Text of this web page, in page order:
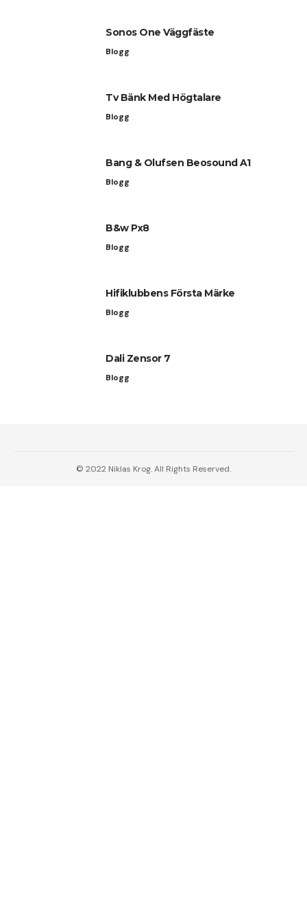
Sonos One Väggfäste
Blogg
Tv Bänk Med Högtalare
Blogg
Bang & Olufsen Beosound A1
Blogg
B&w Px8
Blogg
Hifiklubbens Första Märke
Blogg
Dali Zensor 7
Blogg
© 2022 Niklas Krog. All Rights Reserved.